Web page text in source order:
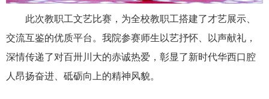
此次教职工文艺比赛，为全校教职工搭建了才艺展示、
交流互鉴的优质平台。我院参赛师生以艺抒怀、以声献礼，
深情传递了对百卅川大的赤诚热爱，彰显了新时代华西口腔
人昂扬奋进、砥砺向上的精神风貌。